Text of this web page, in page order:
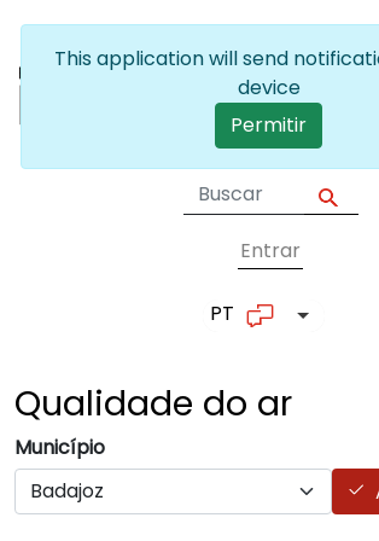
User
Entrar
PT Lista de
Qualidade do ar
Município
This application will send
device
Permitir